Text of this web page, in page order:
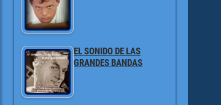
EL SONIDO DE LAS
GRANDES BANDAS